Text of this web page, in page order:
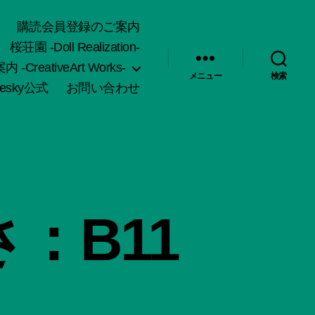
購読会員登録のご案内
桜荘園 -Doll Realization-
内 -CreativeArt Works-
公式 お問い合わせ
メニュー 検索
：B11